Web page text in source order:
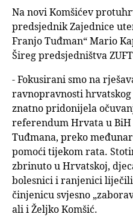
Na novi Komšićev
predsjednik Zajednice
Franjo Tuđman“ Mario
Šireg predsjedništva
- Fokusirani smo na
ravnopravnosti
znatno pridonijela
referendum Hrvata u
Tuđmana, preko
pomoći tijekom rata.
zbrinuto u Hrvatskoj,
bolesnici i ranjenici
činjenicu svjesno
ali i Željko Komšić.